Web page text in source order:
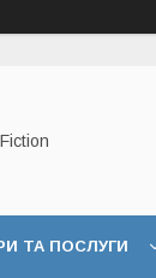
ТА ПОСЛУГИ